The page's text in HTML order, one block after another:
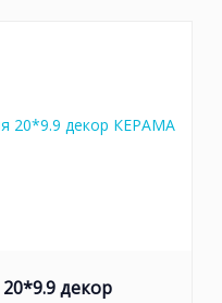
декор